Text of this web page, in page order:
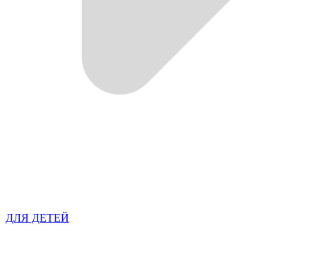
ДЛЯ ДЕТЕЙ